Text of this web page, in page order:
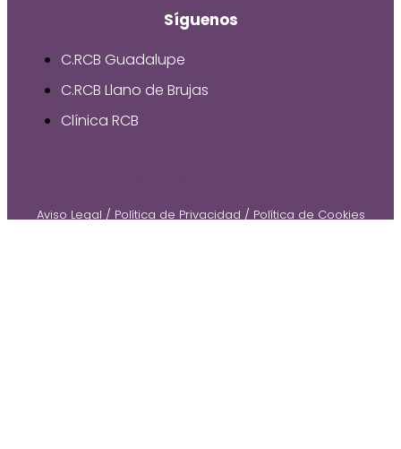
Síguenos
C.RCB Guadalupe
C.RCB Llano de Brujas
Clínica RCB
Aviso Legal / Política de Privacidad / Política de Cookies